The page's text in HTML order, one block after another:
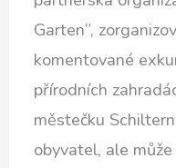
Garten”,
komentované
přírodních
městečku
obyvatel, ale